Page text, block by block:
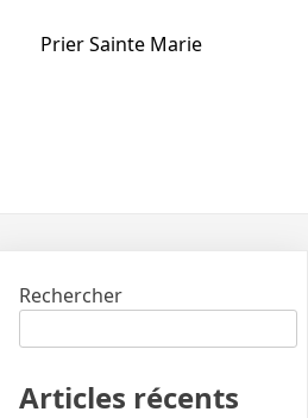
Prier Sainte Marie
Rechercher
Articles récents